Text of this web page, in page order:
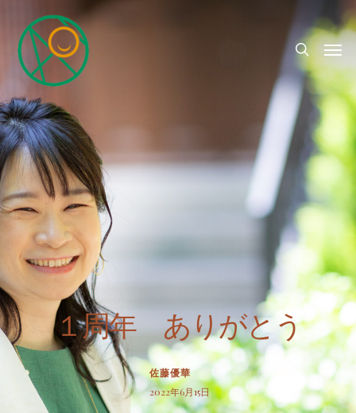
１周年 ありがとう
佐藤優華
2022年6月15日